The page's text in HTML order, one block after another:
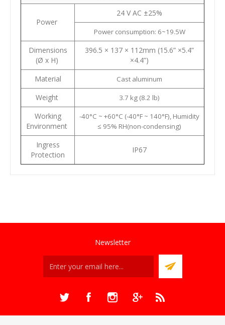
Power
24 V AC ±25%
Power consumption: 6~19.5W
Dimensions
(Ø x H)
396.5 × 137 × 112mm (15.6” ×5.4”
×4.4”)
Material
Cast aluminum
Weight 3.7 kg (8.2 lb)
Working
Environment
-40°C ~ +60°C (-40°F ~ 140°F), Humidity
≤ 95% RH(non-condensing)
Ingress
Protection
IP67
Newsletter